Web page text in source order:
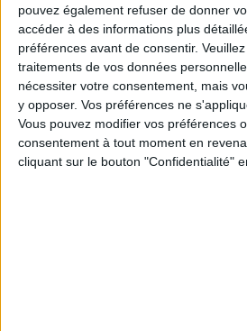
pouvez également refuser de donner
accéder à des informations plus
préférences avant de consentir.
traitements de vos données
nécessiter votre consentement, mais
y opposer. Vos préférences ne
Vous pouvez modifier vos préférences
consentement à tout moment en
cliquant sur le bouton "Confidentialité"
Ces ateliers s’adressent à tous
libéraux, qu’ils soient
exercent sous le régime auto
travailleur indépendant
Si vous êtes intéressé(e), un
prochainement le :